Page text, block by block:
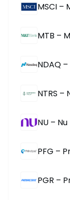
MSCI –
MTB –
NDAQ
NTRS
NU –
PFG –
PGR –